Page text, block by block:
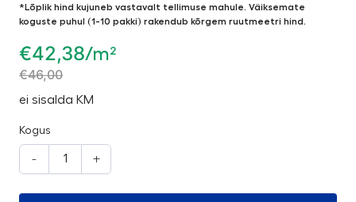
*Lõplik hind kujuneb vastavalt tellimuse mahule. Väiksemate
koguste puhul (1-10 pakki) rakendub kõrgem ruutmeetri hind.
€42,38/m²
€46,00
ei sisalda KM
Kogus
- +